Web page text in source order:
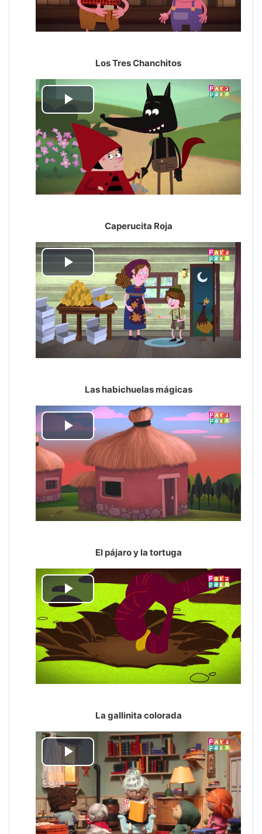
Los Tres Chanchitos
Reproducir
Vídeo
Caperucita Roja
Reproducir
Vídeo
Las habichuelas mágicas
Reproducir
Vídeo
El pájaro y la tortuga
Reproducir
Vídeo
La gallinita colorada
Reproducir
Vídeo